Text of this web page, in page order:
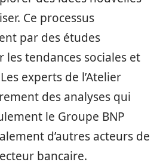
Ce processus
par des études
tendances sociales et
experts de l’Atelier
des analyses qui
le Groupe BNP
d’autres acteurs de
bancaire.